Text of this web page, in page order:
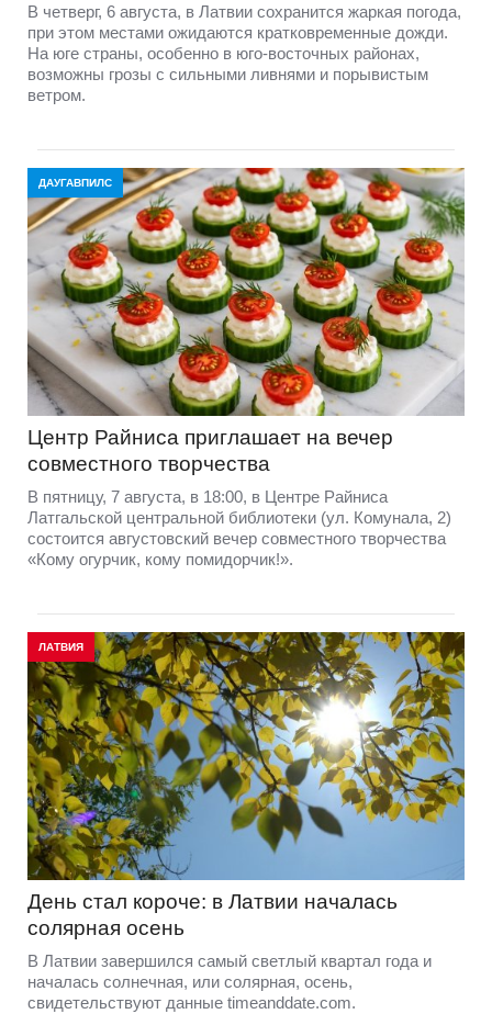
В четверг, 6 августа, в Латвии сохранится жаркая погода,
при этом местами ожидаются кратковременные дожди.
На юге страны, особенно в юго-восточных районах,
возможны грозы с сильными ливнями и порывистым
ветром.
ДАУГАВПИЛС
Центр Райниса приглашает на вечер
совместного творчества
В пятницу, 7 августа, в 18:00, в Центре Райниса
Латгальской центральной библиотеки (ул. Комунала, 2)
состоится августовский вечер совместного творчества
«Кому огурчик, кому помидорчик!».
ЛАТВИЯ
День стал короче: в Латвии началась
солярная осень
В Латвии завершился самый светлый квартал года и
началась солнечная, или солярная, осень,
свидетельствуют данные timeanddate.com.